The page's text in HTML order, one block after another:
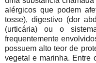
alérgicos que podem
tosse), digestivo (dor
(urticária) ou o
frequentemente
possuem alto teor de
vegetal e marinha. Entre